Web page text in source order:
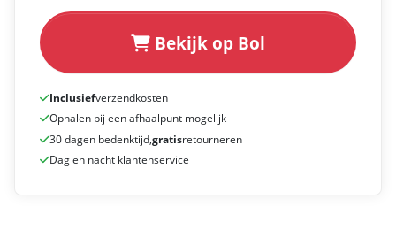
Bekijk op Bol
Inclusiefverzendkosten
Ophalen bij een afhaalpunt mogelijk
30 dagen bedenktijd,gratisretourneren
Dag en nacht klantenservice